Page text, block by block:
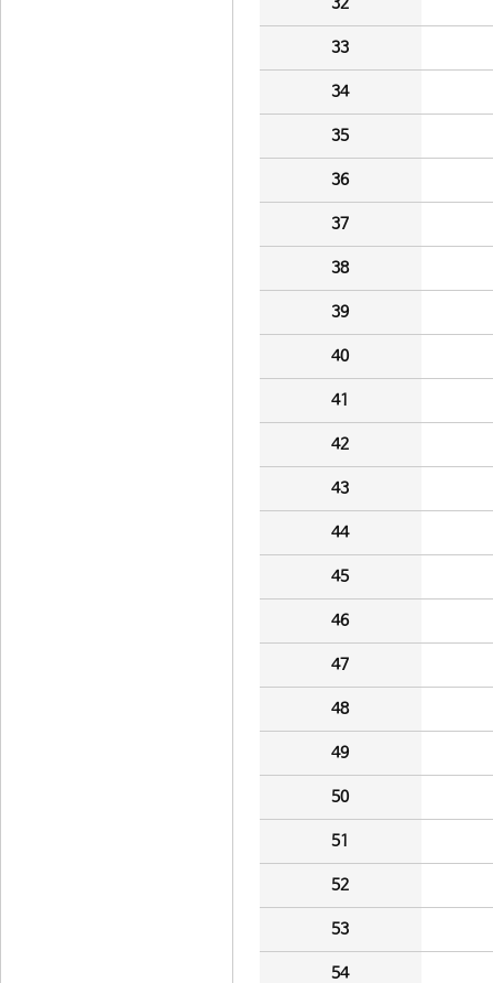
33
34
35
36
37
38
39
40
41
42
43
44
45
46
47
48
49
50
51
52
53
54